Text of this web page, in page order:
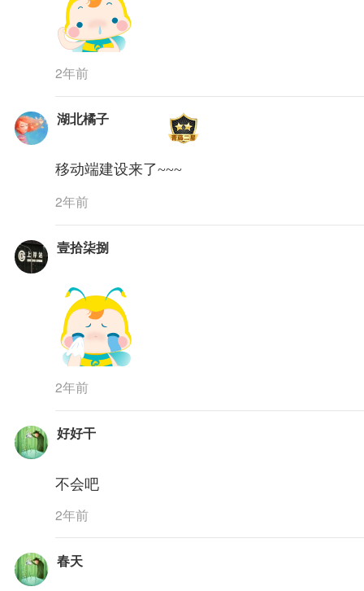
2年前
湖北橘子
移动端建设来了~~~
2年前
壹拾柒捌
2年前
好好干
不会吧
2年前
春天